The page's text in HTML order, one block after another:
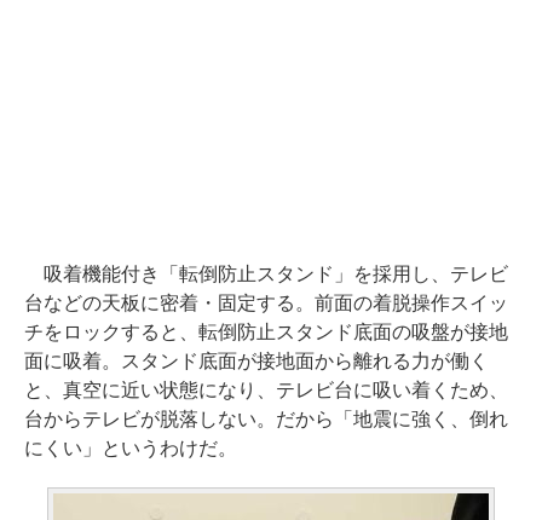
吸着機能付き「転倒防止スタンド」を採用し、テレビ
台などの天板に密着・固定する。前面の着脱操作スイッ
チをロックすると、転倒防止スタンド底面の吸盤が接地
面に吸着。スタンド底面が接地面から離れる力が働く
と、真空に近い状態になり、テレビ台に吸い着くため、
台からテレビが脱落しない。だから「地震に強く、倒れ
にくい」というわけだ。